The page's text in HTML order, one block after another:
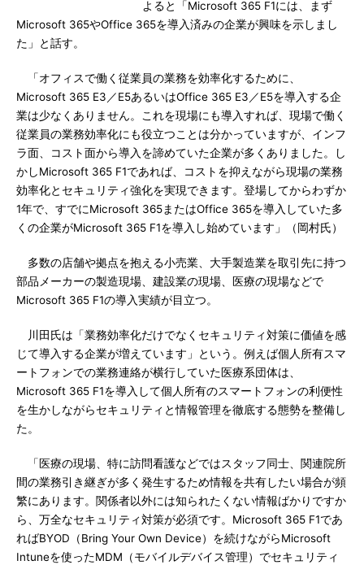
よると「Microsoft 365 F1には、まず
Microsoft 365やOffice 365を導入済みの企業が興味を示しまし
た」と話す。
「オフィスで働く従業員の業務を効率化するために、
Microsoft 365 E3／E5あるいはOffice 365 E3／E5を導入する企
業は少なくありません。これを現場にも導入すれば、現場で働く
従業員の業務効率化にも役立つことは分かっていますが、インフ
ラ面、コスト面から導入を諦めていた企業が多くありました。し
かしMicrosoft 365 F1であれば、コストを抑えながら現場の業務
効率化とセキュリティ強化を実現できます。登場してからわずか
1年で、すでにMicrosoft 365またはOffice 365を導入していた多
くの企業がMicrosoft 365 F1を導入し始めています」（岡村氏）
多数の店舗や拠点を抱える小売業、大手製造業を取引先に持つ
部品メーカーの製造現場、建設業の現場、医療の現場などで
Microsoft 365 F1の導入実績が目立つ。
川田氏は「業務効率化だけでなくセキュリティ対策に価値を感
じて導入する企業が増えています」という。例えば個人所有スマ
ートフォンでの業務連絡が横行していた医療系団体は、
Microsoft 365 F1を導入して個人所有のスマートフォンの利便性
を生かしながらセキュリティと情報管理を徹底する態勢を整備し
た。
「医療の現場、特に訪問看護などではスタッフ同士、関連院所
間の業務引き継ぎが多く発生するため情報を共有したい場合が頻
繁にあります。関係者以外には知られたくない情報ばかりですか
ら、万全なセキュリティ対策が必須です。Microsoft 365 F1であ
ればBYOD（Bring Your Own Device）を続けながらMicrosoft
Intuneを使ったMDM（モバイルデバイス管理）でセキュリティ